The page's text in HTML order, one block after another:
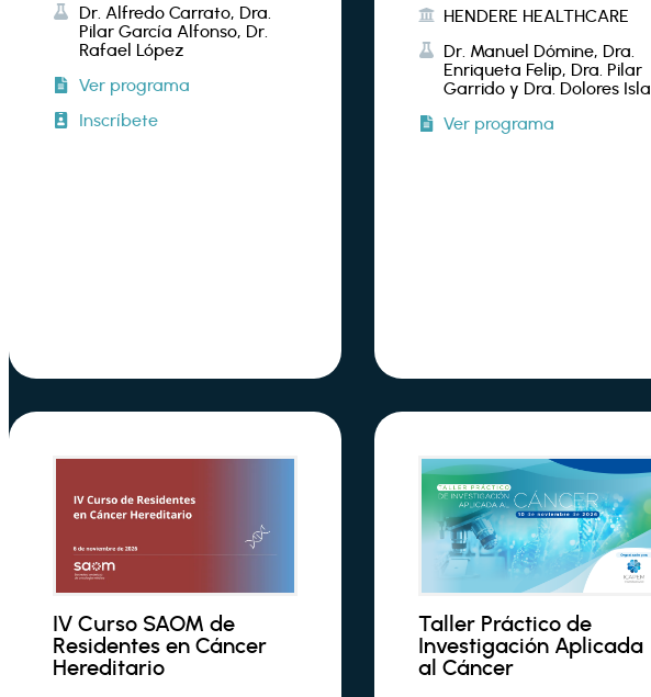
Dr. Alfredo Carrato, Dra.
Pilar García Alfonso, Dr.
Rafael López
Ver programa
Inscríbete
HENDERE HEALTHCARE
Dr. Manuel Dómine, Dra.
Enriqueta Felip, Dra. Pilar
Garrido y Dra. Dolores Isla
Ver programa
IV Curso SAOM de
Residentes en Cáncer
Hereditario
Taller Práctico de
Investigación Aplicada
al Cáncer